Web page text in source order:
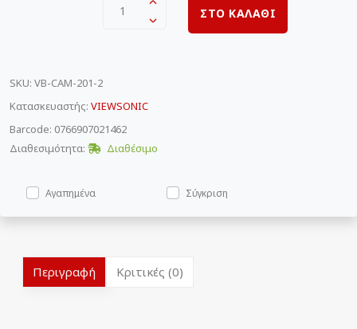
1 ΣΤΟ ΚΑΛΑΘΙ
SKU: VB-CAM-201-2
Κατασκευαστής: VIEWSONIC
Barcode: 0766907021462
Διαθεσιμότητα:
Διαθέσιμο
Αγαπημένα Σύγκριση
Περιγραφή Κριτικές (0)